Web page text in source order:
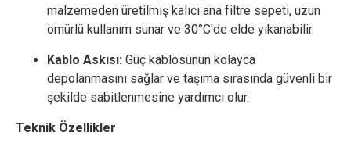
malzemeden üretilmiş kalıcı ana filtre sepeti, uzun
ömürlü kullanım sunar ve 30°C'de elde yıkanabilir.
Kablo Askısı: Güç kablosunun kolayca
depolanmasını sağlar ve taşıma sırasında güvenli bir
şekilde sabitlenmesine yardımcı olur.
Teknik Özellikler